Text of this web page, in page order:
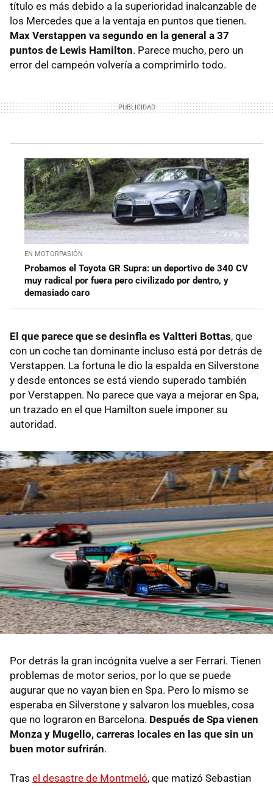
título es más debido a la superioridad inalcanzable de
los Mercedes que a la ventaja en puntos que tienen.
Max Verstappen va segundo en la general a 37
puntos de Lewis Hamilton. Parece mucho, pero un
error del campeón volvería a comprimirlo todo.
EN MOTORPASIÓN
Probamos el Toyota GR Supra: un deportivo de 340 CV
muy radical por fuera pero civilizado por dentro, y
demasiado caro
El que parece que se desinfla es Valtteri Bottas, que
con un coche tan dominante incluso está por detrás de
Verstappen. La fortuna le dio la espalda en Silverstone
y desde entonces se está viendo superado también
por Verstappen. No parece que vaya a mejorar en Spa,
un trazado en el que Hamilton suele imponer su
autoridad.
Por detrás la gran incógnita vuelve a ser Ferrari. Tienen
problemas de motor serios, por lo que se puede
augurar que no vayan bien en Spa. Pero lo mismo se
esperaba en Silverstone y salvaron los muebles, cosa
que no lograron en Barcelona. Después de Spa vienen
Monza y Mugello, carreras locales en las que sin un
buen motor sufrirán.
Tras el desastre de Montmeló, que matizó Sebastian